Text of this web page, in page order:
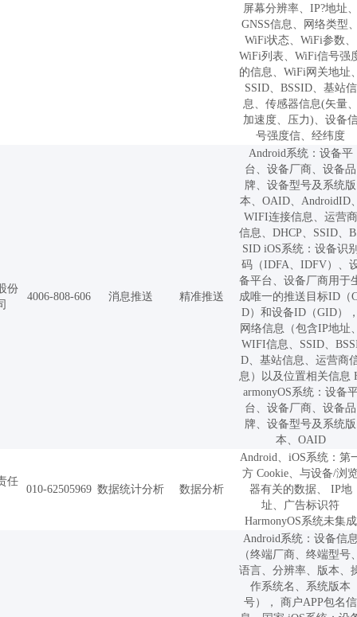
屏幕分辨率、IP?地址
GNSS信息、网络类型
WiFi状态、WiFi参数、
WiFi列表、WiFi信号强
的信息、WiFi网关地址
SSID、BSSID、基站信
息、传感器信息(矢量
加速度、压力)、设备
号强度信、经纬度
份
4006-808-606 消息推送 精准推送
Android系统：设备平
台、设备厂商、设备品
牌、设备型号及系统版
本、OAID、AndroidID
WIFI连接信息、运营商
信息、DHCP、SSID、
SID iOS系统：设备识
码（IDFA、IDFV）、
备平台、设备厂商用于
成唯一的推送目标ID（
D）和设备ID（GID）
网络信息（包含IP地址
WIFI信息、SSID、
D、基站信息、运营商
息）以及位置相关信息
armonyOS系统：设备
台、设备厂商、设备品
牌、设备型号及系统版
本、OAID
任
010-62505969 数据统计分析 数据分析
Android、iOS系统：第
方 Cookie、与设备/浏
器有关的数据、 IP地
址、广告标识符
HarmonyOS系统未集成
Android系统：设备信
（终端厂商、终端型号
语言、分辨率、版本、
作系统名、系统版本
号）， 商户APP包名信